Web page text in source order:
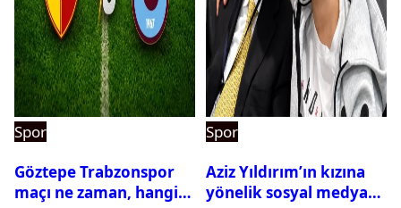
Spor
Göztepe Trabzonspor
maçı ne zaman, hangi
Spor
Aziz Yıldırım’ın kızına
yönelik sosyal medya